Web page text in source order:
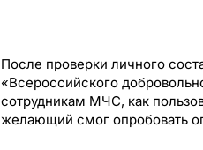
После проверки личного
«Всероссийского
сотрудникам МЧС, как
желающий смог опробовать